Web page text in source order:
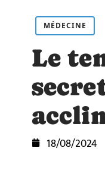
MÉDECINE
Le
18/08/2024